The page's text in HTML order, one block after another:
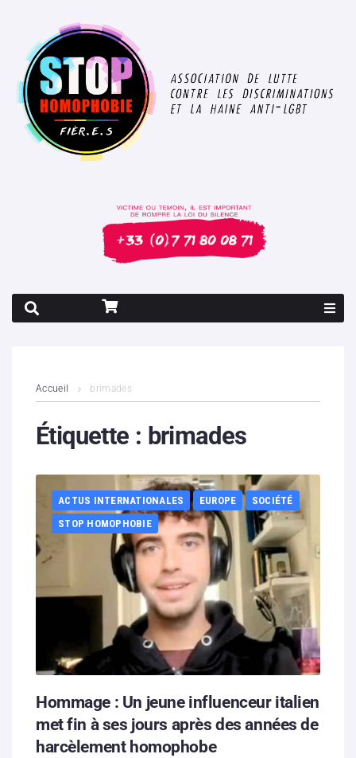
Contenus litigieux
Boutique
Partenaires
Accueil brimades
Étiquette : brimades
ACTUS INTERNATIONALES EUROPE
SOCIÉTÉ
STOP HOMOPHOBIE
Hommage : Un jeune influenceur italien
met fin à ses jours après des années de
harcèlement homophobe